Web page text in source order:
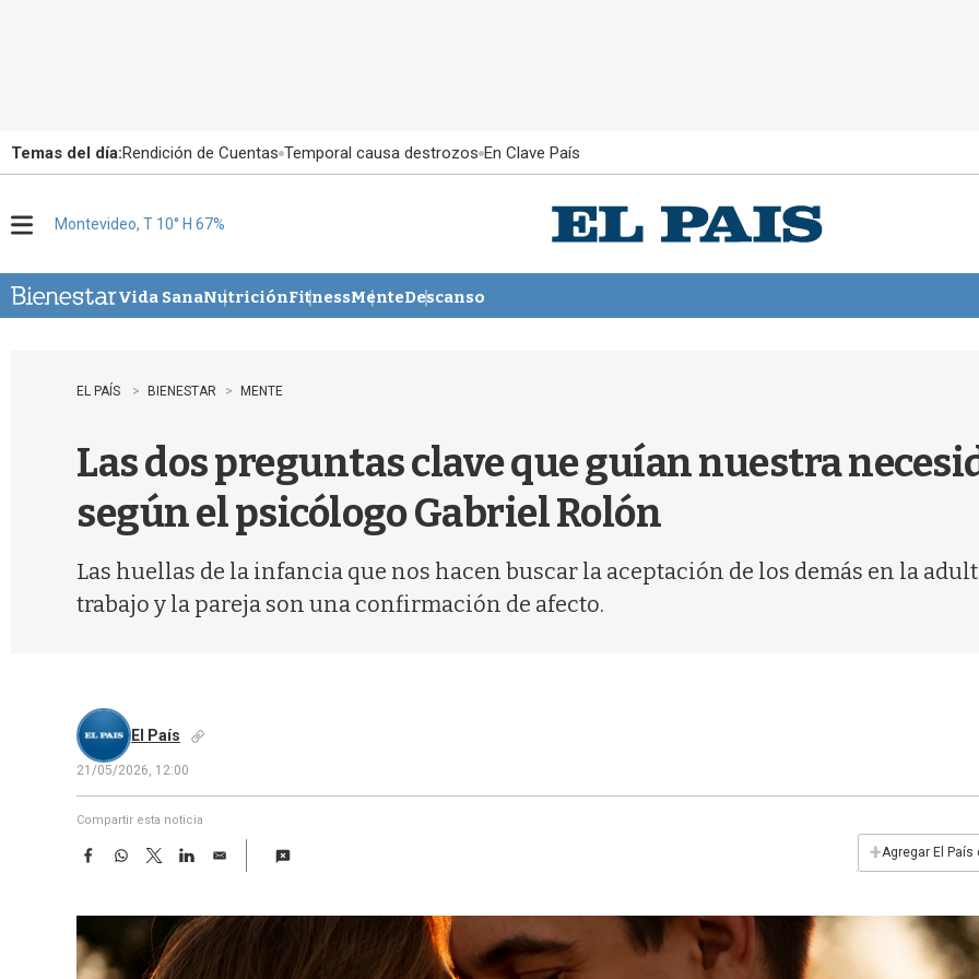
Temas del día:Rendición de Cuentas Temporal causa destrozos En Clave País
u
Montevideo, T 10° H 67%
Vida SanaNutriciónFitnessMenteDescanso
EL PAÍS BIENESTAR MENTE
Las dos preguntas clave que guían nuestra
según el psicólogo Gabriel Rolón
Las huellas de la infancia que nos hacen buscar la aceptación de los demás en la
trabajo y la pareja son una confirmación de afecto.
El País
21/05/2026, 12:00
Compartir esta noticia
F
e
o
W
t
T
w
t
e
L
k
e
d
E
i
+Agregar El País